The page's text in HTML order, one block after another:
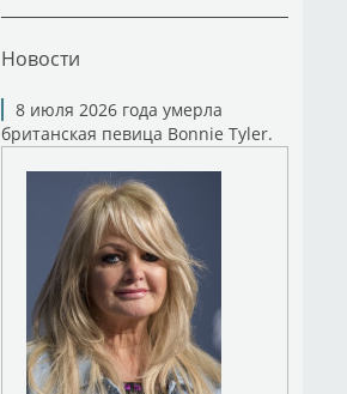
Новости
8 июля 2026 года умерла
британская певица Bonnie Tyler.